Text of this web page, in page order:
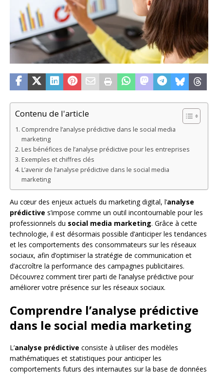
Contenu de l'article
Comprendre l’analyse prédictive dans le social media
marketing
Les bénéfices de l’analyse prédictive pour les entreprises
Exemples et chiffres clés
L’avenir de l’analyse prédictive dans le social media
marketing
Au cœur des enjeux actuels du marketing digital, l’analyse
prédictive s’impose comme un outil incontournable pour les
professionnels du social media marketing. Grâce à cette
technologie, il est désormais possible d’anticiper les tendances
et les comportements des consommateurs sur les réseaux
sociaux, afin d’optimiser la stratégie de communication et
d’accroître la performance des campagnes publicitaires.
Découvrez comment tirer parti de l’analyse prédictive pour
améliorer votre présence sur les réseaux sociaux.
Comprendre l’analyse prédictive
dans le social media marketing
L’analyse prédictive consiste à utiliser des modèles
mathématiques et statistiques pour anticiper les
comportements futurs des internautes sur la base de données